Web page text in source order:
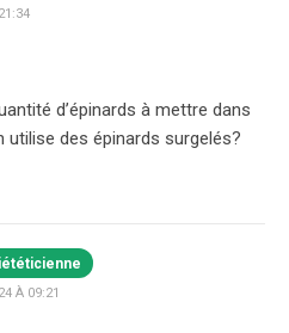
d’épinards à mettre dans
utilise des épinards surgelés?
À 09:21